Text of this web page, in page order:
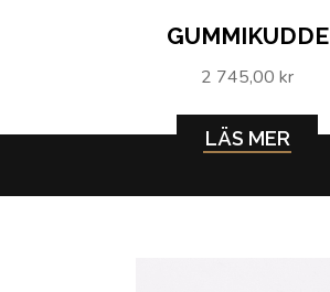
GUMMIKUDDE
2 745,00 kr
LÄS MER